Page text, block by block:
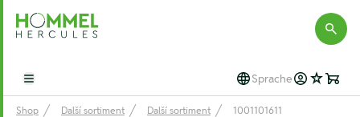
Hommel Hercules
Open main menu Sprache
Shop Další sortiment Další sortiment 1001101611